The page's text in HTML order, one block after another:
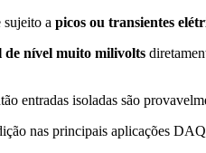
sujeito a picos ou transientes
de nível muito milivolts
entradas isoladas são
nas principais aplicações